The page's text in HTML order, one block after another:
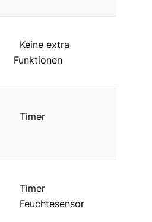
Keine extra
Funktionen
Timer
Timer
Feuchtesensor